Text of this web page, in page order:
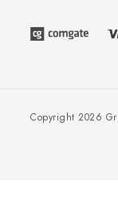
Copyright 2026